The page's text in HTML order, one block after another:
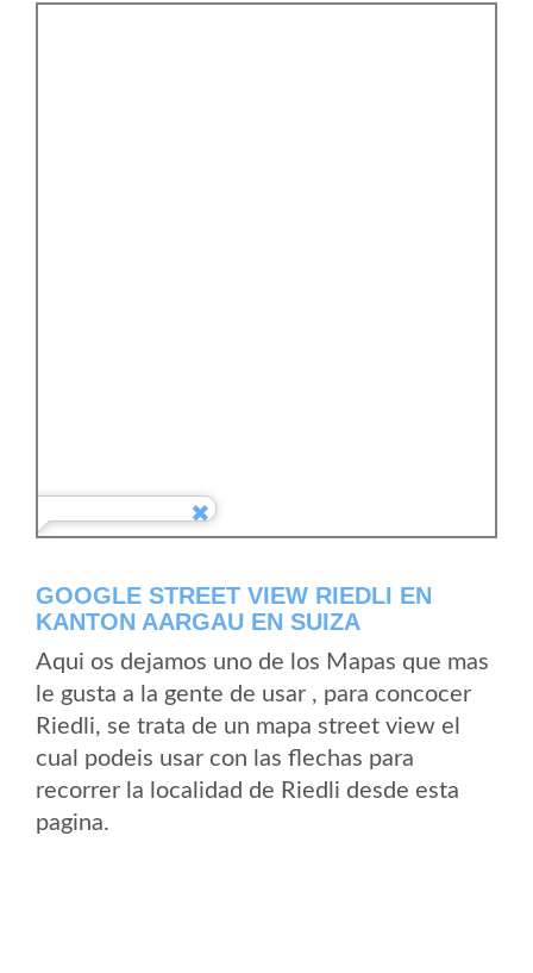
GOOGLE STREET VIEW RIEDLI EN
KANTON AARGAU EN SUIZA
Aqui os dejamos uno de los Mapas que mas
le gusta a la gente de usar , para concocer
Riedli, se trata de un mapa street view el
cual podeis usar con las flechas para
recorrer la localidad de Riedli desde esta
pagina.